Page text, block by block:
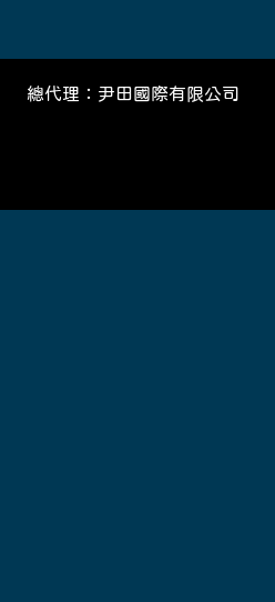
​總代理：尹田國際有限公司